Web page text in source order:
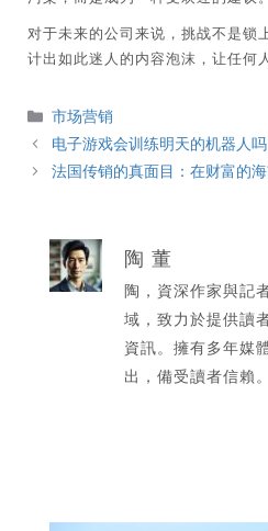
对于未来的公司来说，挑战不是锁
计出如此迷人的内容泡沫，让任何
分
類
市场营销
电子游戏会训练明天的机器人吗
法国传销的真面目：在财富的
陶 董
陶，資深作家與記
域，致力於提供讀
資訊。擁有多年媒
出，備受讀者信賴。